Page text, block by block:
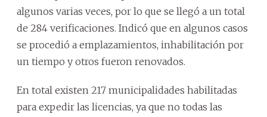
algunos varias veces, por lo que se llegó a un total
de 284 verificaciones. Indicó que en algunos casos
se procedió a emplazamientos, inhabilitación por
un tiempo y otros fueron renovados.
En total existen 217 municipalidades habilitadas
para expedir las licencias, ya que no todas las